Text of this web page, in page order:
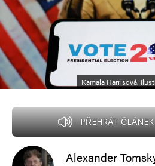
Kamala Harrisová,
PŘEHRÁT ČLÁNEK
Alexander